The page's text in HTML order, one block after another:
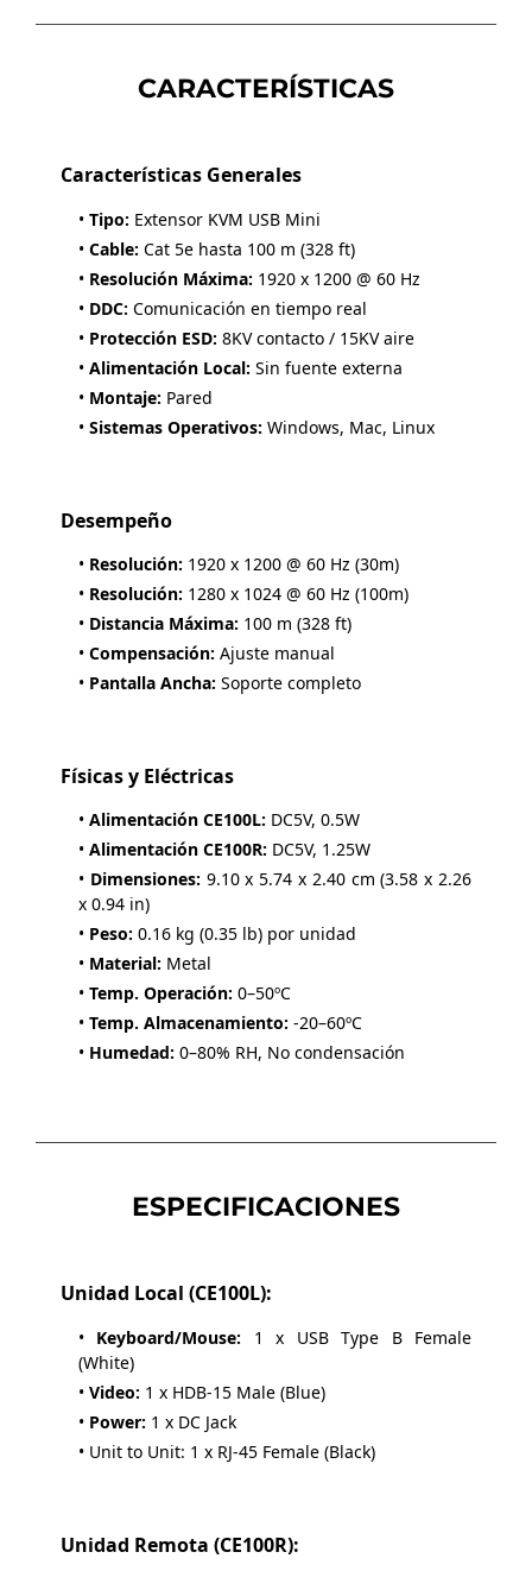
CARACTERÍSTICAS
Características Generales
• Tipo: Extensor KVM USB Mini
• Cable: Cat 5e hasta 100 m (328 ft)
• Resolución Máxima: 1920 x 1200 @ 60 Hz
• DDC: Comunicación en tiempo real
• Protección ESD: 8KV contacto / 15KV aire
• Alimentación Local: Sin fuente externa
• Montaje: Pared
• Sistemas Operativos: Windows, Mac, Linux
Desempeño
• Resolución: 1920 x 1200 @ 60 Hz (30m)
• Resolución: 1280 x 1024 @ 60 Hz (100m)
• Distancia Máxima: 100 m (328 ft)
• Compensación: Ajuste manual
• Pantalla Ancha: Soporte completo
Físicas y Eléctricas
• Alimentación CE100L: DC5V, 0.5W
• Alimentación CE100R: DC5V, 1.25W
• Dimensiones: 9.10 x 5.74 x 2.40 cm (3.58 x 2.26
x 0.94 in)
• Peso: 0.16 kg (0.35 lb) por unidad
• Material: Metal
• Temp. Operación: 0–50ºC
• Temp. Almacenamiento: -20–60ºC
• Humedad: 0–80% RH, No condensación
ESPECIFICACIONES
Unidad Local (CE100L):
• Keyboard/Mouse: 1 x USB Type B Female
(White)
• Video: 1 x HDB-15 Male (Blue)
• Power: 1 x DC Jack
• Unit to Unit: 1 x RJ-45 Female (Black)
Unidad Remota (CE100R):